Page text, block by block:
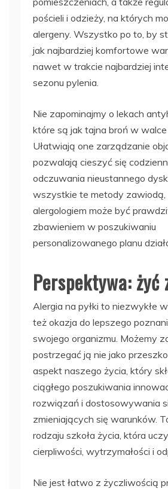
pościeli i odzieży, na których
alergeny. Wszystko po to, by
jak najbardziej komfortowe
nawet w trakcie najbardziej
sezonu pylenia.
Nie zapominajmy o lekach
które są jak tajna broń w walce
Ułatwiają one zarządzanie
pozwalają cieszyć się
odczuwania nieustannego
wszystkie te metody zawiodą,
alergologiem może być
zbawieniem w poszukiwaniu
personalizowanego planu
Perspektywa:
Alergia na pyłki to niezwykłe
też okazja do lepszego
swojego organizmu. Możemy
postrzegać ją nie jako
aspekt naszego życia, który
ciągłego poszukiwania
rozwiązań i dostosowywania
zmieniających się warunków.
rodzaju szkoła życia, która
cierpliwości, wytrzymałości i
Nie jest łatwo z życzliwością